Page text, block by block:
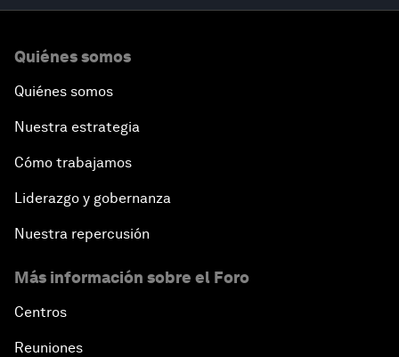
Quiénes somos
Quiénes somos
Nuestra estrategia
Cómo trabajamos
Liderazgo y gobernanza
Nuestra repercusión
Más información sobre el Foro
Centros
Reuniones